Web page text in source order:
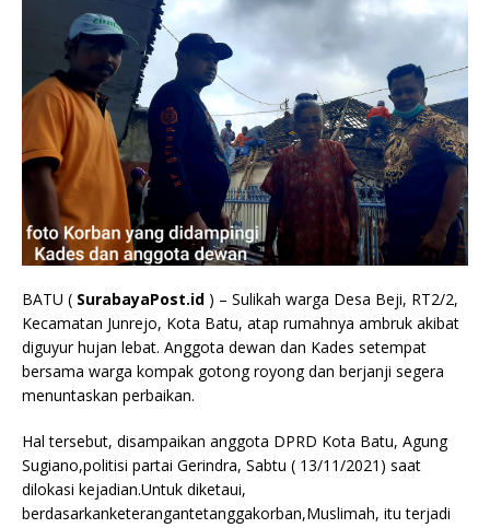
BATU ( SurabayaPost.id ) – Sulikah warga Desa Beji, RT2/2,
Kecamatan Junrejo, Kota Batu, atap rumahnya ambruk akibat
diguyur hujan lebat. Anggota dewan dan Kades setempat
bersama warga kompak gotong royong dan berjanji segera
menuntaskan perbaikan.
Hal tersebut, disampaikan anggota DPRD Kota Batu, Agung
Sugiano,politisi partai Gerindra, Sabtu ( 13/11/2021) saat
dilokasi kejadian.Untuk diketaui,
berdasarkanketerangantetanggakorban,Muslimah, itu terjadi